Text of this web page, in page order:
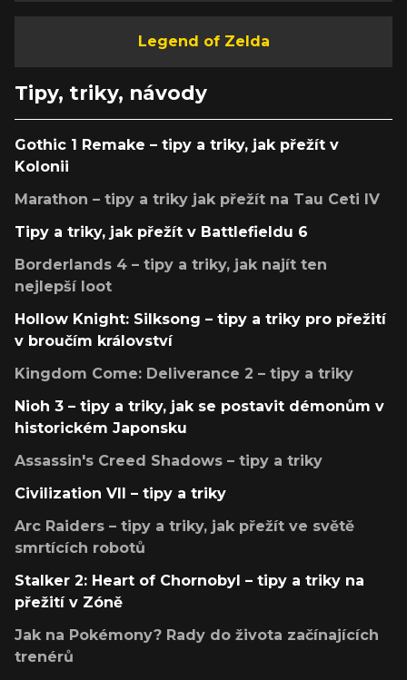
Legend of Zelda
Tipy, triky, návody
Gothic 1 Remake – tipy a triky, jak přežít v
Kolonii
Marathon – tipy a triky jak přežít na Tau Ceti IV
Tipy a triky, jak přežít v Battlefieldu 6
Borderlands 4 – tipy a triky, jak najít ten
nejlepší loot
Hollow Knight: Silksong – tipy a triky pro přežití
v broučím království
Kingdom Come: Deliverance 2 – tipy a triky
Nioh 3 – tipy a triky, jak se postavit démonům v
historickém Japonsku
Assassin's Creed Shadows – tipy a triky
Civilization VII – tipy a triky
Arc Raiders – tipy a triky, jak přežít ve světě
smrtících robotů
Stalker 2: Heart of Chornobyl – tipy a triky na
přežití v Zóně
Jak na Pokémony? Rady do života začínajících
trenérů